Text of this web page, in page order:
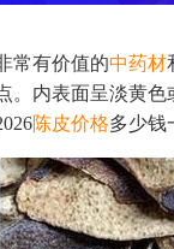
常有价值的中药材
。内表面呈淡黄
陈皮价格多少钱